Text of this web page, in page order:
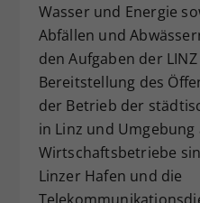
Wasser und Energie
Abfällen und
den Aufgaben der
Bereitstellung des
der Betrieb der
in Linz und
Wirtschaftsbetriebe
Linzer Hafen und die